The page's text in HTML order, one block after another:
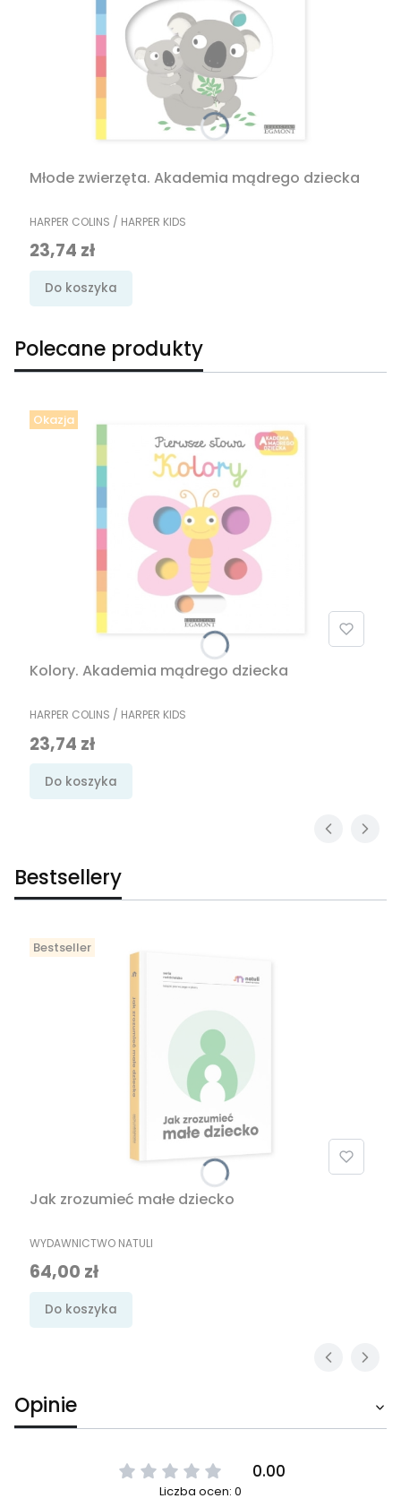
Młode zwierzęta. Akademia mądrego dziecka
PRODUCENT
HARPER COLINS / HARPER KIDS
Cena promocyjna
23,74 zł
Do koszyka
Polecane produkty
Okazja
Kolory. Akademia mądrego dziecka
PRODUCENT
HARPER COLINS / HARPER KIDS
Cena promocyjna
23,74 zł
Do koszyka
Bestsellery
Bestseller
Jak zrozumieć małe dziecko
PRODUCENT
WYDAWNICTWO NATULI
Cena
64,00 zł
Do koszyka
Opinie
0.00
Liczba ocen: 0